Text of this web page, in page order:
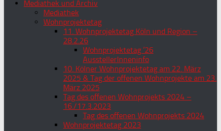
Mediathek und Archiv
Mediathek
Wohnprojektetag
11. Wohnprojektetag Köln und Region –
28.2.26
Wohnprojektetag ’26
AusstellerInneninfo
10. Kölner Wohnprojektetag am 22. März
2025 & Tag der offenen Wohnprojekte am 23.
März 2025
Tag des offenen Wohnprojekts 2024 –
16./17.3.2023
Tag des offenen Wohnprojekts 2024
Wohnprojektetag 2023